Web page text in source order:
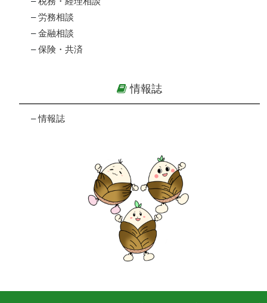
–労務相談
–金融相談
–保険・共済
情報誌
–情報誌